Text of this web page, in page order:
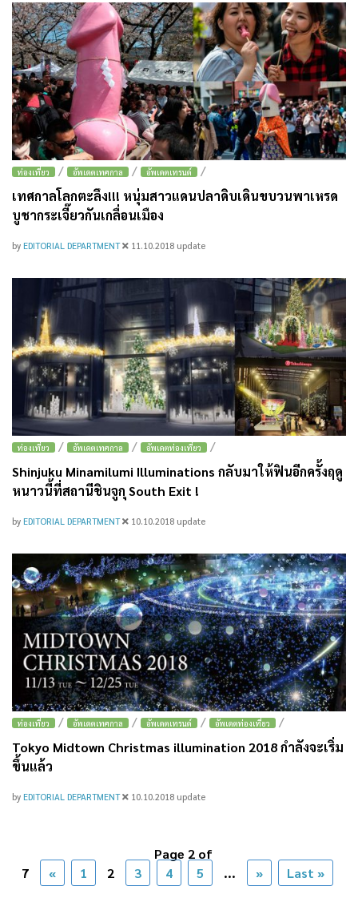
ท่องเที่ยว / อัพเดตเทศกาล / อัพเดตเทรนด์ /
เทศกาลโลกตะลึง!!! หนุ่มสาวแดนปลาดิบเดินขบวนพาเหรด
บูชากระเจี๊ยวกันเกลื่อนเมือง
by EDITORIAL DEPARTMENT 11.10.2018 update
ท่องเที่ยว / อัพเดตเทศกาล / อัพเดตท่องเที่ยว /
Shinjuku Minamilumi Illuminations กลับมาให้ฟินอีกครั้งฤดู
หนาวนี้ที่สถานีชินจูกุ South Exit !
by EDITORIAL DEPARTMENT 10.10.2018 update
ท่องเที่ยว / อัพเดตเทศกาล / อัพเดตเทรนด์ / อัพเดตท่องเที่ยว /
Tokyo Midtown Christmas illumination 2018 กำลังจะเริ่ม
ขึ้นแล้ว
by EDITORIAL DEPARTMENT 10.10.2018 update
Page 2 of
7
« 1 2 3 4 5 ... » Last »